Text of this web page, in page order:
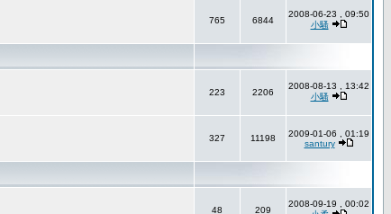
765 6844
2008-06-23 , 09:50
小騷
223 2206
2008-08-13 , 13:42
小騷
327 11198
2009-01-06 , 01:19
santury
48 209
2008-09-19 , 00:02